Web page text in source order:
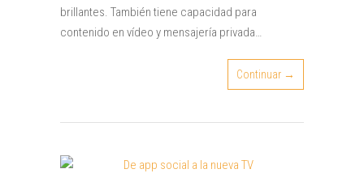
brillantes. También tiene capacidad para
contenido en vídeo y mensajería privada…
Continuar →